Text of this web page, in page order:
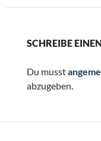
SCHREIBE
Du musst
abzugeben.